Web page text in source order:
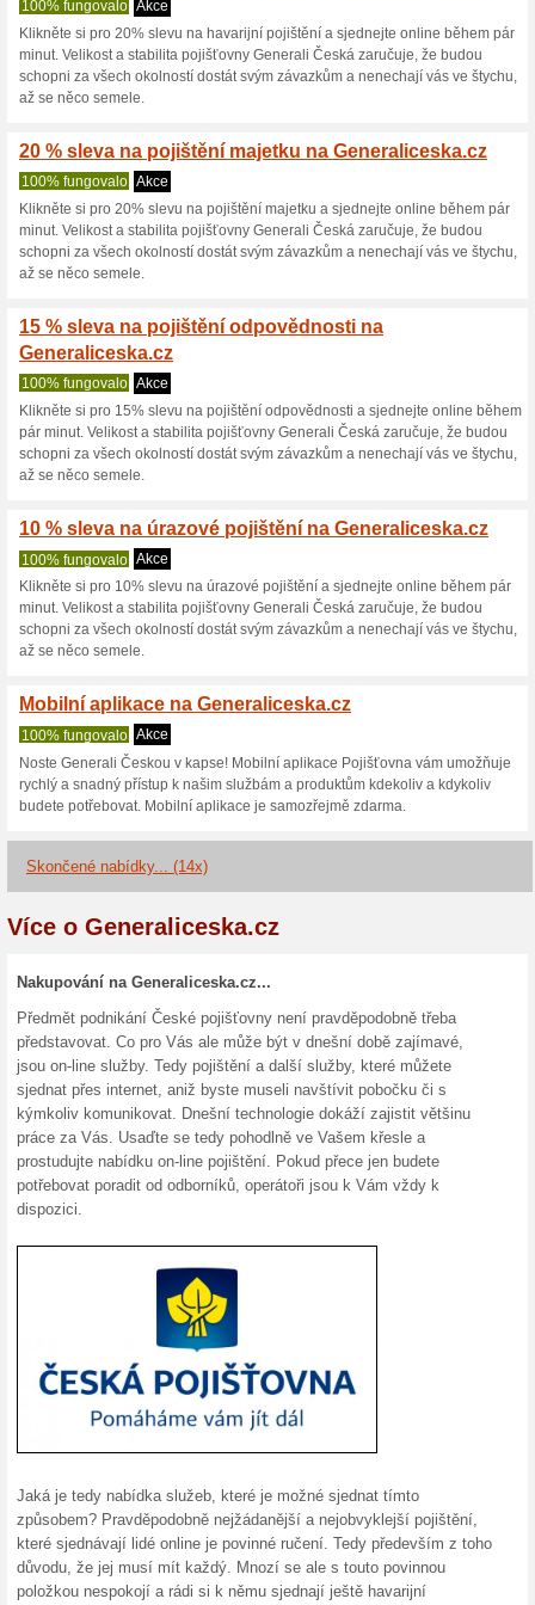
Aktuální slevy a
Generali - sleva 40
Využijte výhodnou nabídku
majetku. Pro uplatnění slevy
sleva bude zohledněna v
ideální příležitost, jak zajistit
20 % sleva na
100% fungovalo
Klikněte si pro 20% slevu na
minut. Velikost a stabilita
schopni za všech okolností
až se něco semele.
20 % sleva na
100% fungovalo Akce
Klikněte si pro 20% slevu na
minut. Velikost a stabilita
schopni za všech okolností
až se něco semele.
20 % sleva na